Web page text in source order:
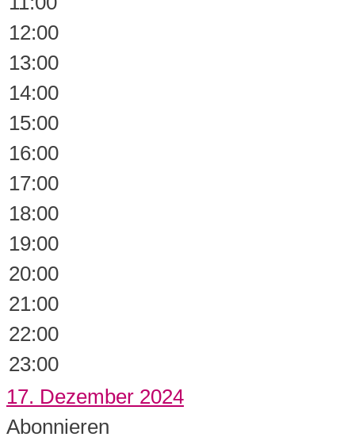
12:00
13:00
14:00
15:00
16:00
17:00
18:00
19:00
20:00
21:00
22:00
23:00
17. Dezember 2024
Abonnieren